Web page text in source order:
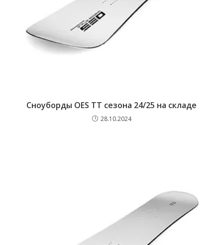
Сноуборды OES TT сезона 24/25 на складе
28.10.2024